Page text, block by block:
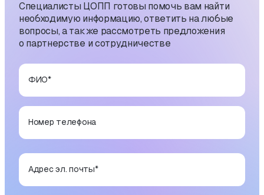
Специалисты ЦОПП готовы помочь вам найти
необходимую информацию, ответить на любые
вопросы, а также рассмотреть предложения
о партнерстве и сотрудничестве
ФИО*
Номер телефона
Адрес эл. почты*